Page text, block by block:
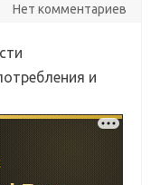
Нет комментариев
и